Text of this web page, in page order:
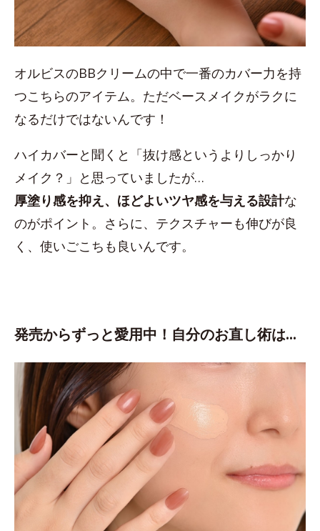
オルビスのBBクリームの中で一番のカバー力を持
つこちらのアイテム。ただベースメイクがラクに
なるだけではないんです！
ハイカバーと聞くと「抜け感というよりしっかり
メイク？」と思っていましたが…
厚塗り感を抑え、ほどよいツヤ感を与える設計な
のがポイント。さらに、テクスチャーも伸びが良
く、使いごこちも良いんです。
発売からずっと愛用中！自分のお直し術は…